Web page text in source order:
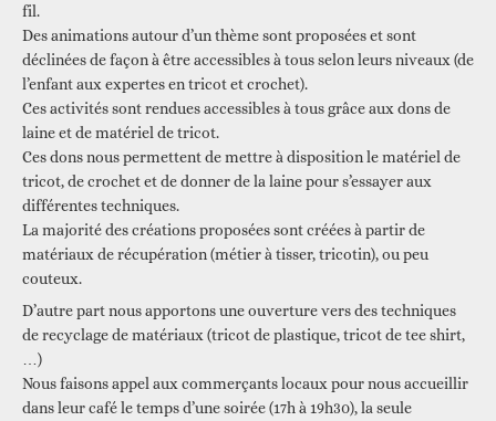
fil.
Des animations autour d’un thème sont proposées et sont
déclinées de façon à être accessibles à tous selon leurs niveaux (de
l’enfant aux expertes en tricot et crochet).
Ces activités sont rendues accessibles à tous grâce aux dons de
laine et de matériel de tricot.
Ces dons nous permettent de mettre à disposition le matériel de
tricot, de crochet et de donner de la laine pour s’essayer aux
différentes techniques.
La majorité des créations proposées sont créées à partir de
matériaux de récupération (métier à tisser, tricotin), ou peu
couteux.
D’autre part nous apportons une ouverture vers des techniques
de recyclage de matériaux (tricot de plastique, tricot de tee shirt,
…)
Nous faisons appel aux commerçants locaux pour nous accueillir
dans leur café le temps d’une soirée (17h à 19h30), la seule